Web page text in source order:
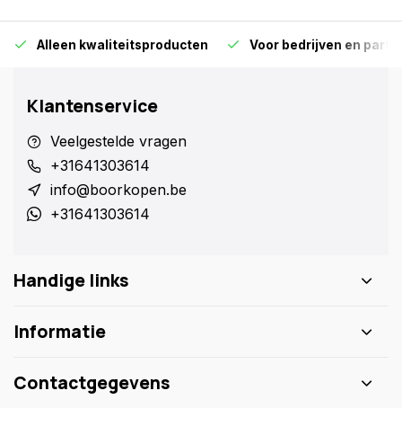
Alleen kwaliteitsproducten Voor bedrijven en
Klantenservice
Veelgestelde vragen
+31641303614
info@boorkopen.be
+31641303614
Handige links
Informatie
Contactgegevens